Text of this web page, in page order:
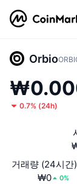
Orbio
0.7% (24h)
거래량 (24시간)
₩0
0%